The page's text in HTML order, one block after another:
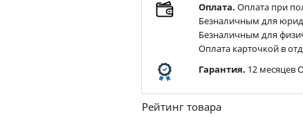
Оплата. Оплата при
Безналичным для
Безналичным для
Оплата карточкой в
Гарантия. 12 месяцев
Рейтинг товара